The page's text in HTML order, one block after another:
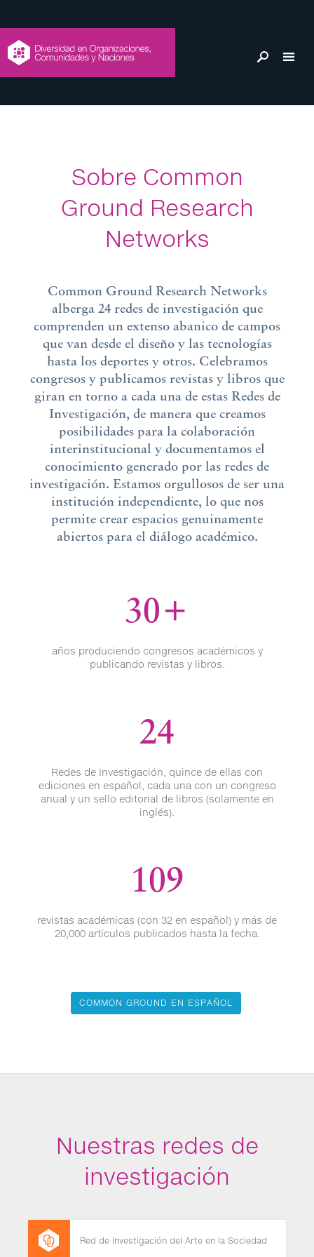
Sobre Common
Ground Research
Networks
Common Ground Research Networks
alberga 24 redes de investigación que
comprenden un extenso abanico de campos
que van desde el diseño y las tecnologías
hasta los deportes y otros. Celebramos
congresos y publicamos revistas y libros que
giran en torno a cada una de estas Redes de
Investigación, de manera que creamos
posibilidades para la colaboración
interinstitucional y documentamos el
conocimiento generado por las redes de
investigación. Estamos orgullosos de ser una
institución independiente, lo que nos
permite crear espacios genuinamente
abiertos para el diálogo académico.
30+
años produciendo congresos académicos y
publicando revistas y libros.
24
Redes de Investigación, quince de ellas con
ediciones en español, cada una con un congreso
anual y un sello editorial de libros (solamente en
inglés).
109
revistas académicas (con 32 en español) y más de
20,000 artículos publicados hasta la fecha.
COMMON GROUND EN ESPAÑOL
Nuestras redes de
investigación
Red de Investigación del Arte en la Sociedad